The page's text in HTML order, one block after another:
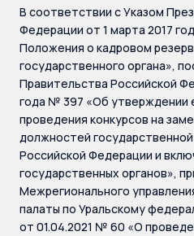
В соответствии с Указом
Федерации от 1 марта 2017
Положения о кадровом
государственного органа»,
Правительства Российской
года № 397 «Об утверждении
проведения конкурсов на
должностей
Российской Федерации и
государственных органов»,
Межрегионального
палаты по Уральскому
от 01.04.2021 № 60 «О